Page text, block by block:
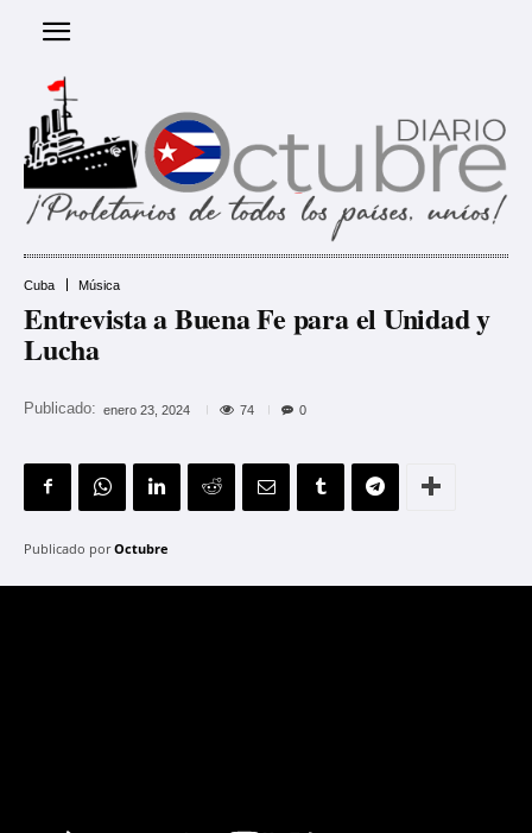
Cuba Música
Entrevista a Buena Fe para el Unidad y
Lucha
Publicado: enero 23, 2024 74 0
Publicado por Octubre